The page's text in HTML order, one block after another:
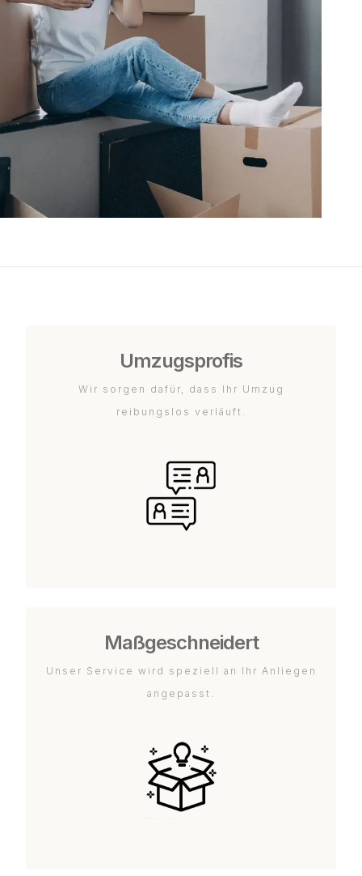
Umzugsprofis
Wir sorgen dafür, dass Ihr Umzug
reibungslos verläuft.
Maßgeschneidert
Unser Service wird speziell an Ihr Anliegen
angepasst.